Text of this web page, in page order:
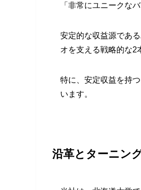
「非常にユニークな
安定的な収益源であ
オを支える戦略的な2
特に、安定収益を持
います。
沿革とターニン